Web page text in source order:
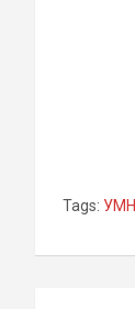
Tags: